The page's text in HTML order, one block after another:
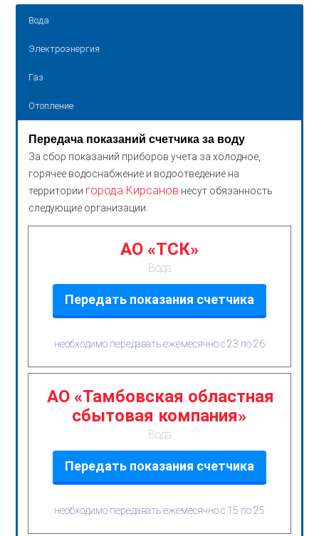
Вода
Электроэнергия
Газ
Отопление
Передача показаний счетчика за воду
За сбор показаний приборов учета за холодное,
горячее водоснабжение и водоотведение на
территории города Кирсанов несут обязанность
следующие организации:
АО «ТСК»
Вода
Передать показания счетчика
необходимо передавать ежемесячно с 23 по 26
АО «Тамбовская областная
сбытовая компания»
Вода
Передать показания счетчика
необходимо передавать ежемесячно с 15 по 25